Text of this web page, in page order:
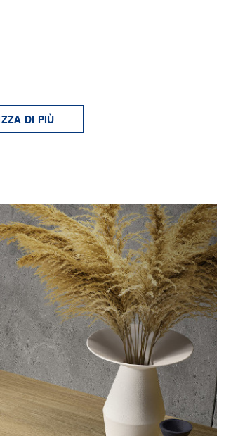
DI PIÙ